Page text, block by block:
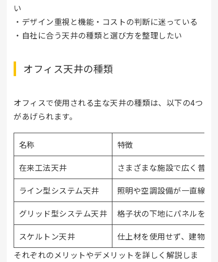
い
・デザイン重視と機能・コストの判断に迷っている
・自社に合う天井の種類と選び方を整理したい
オフィス天井の種類
オフィスで使用される主な天井の種類は、以下の4つ
があげられます。
名称
特徴
在来工法天井
さまざまな施設で広く普
ライン型システム天井
照明や空調設備が一直線
グリッド型システム天井
格子状の下地にパネルを組
スケルトン天井
仕上材を使用せず、建物の
それぞれのメリットやデメリットを詳しく解説しま